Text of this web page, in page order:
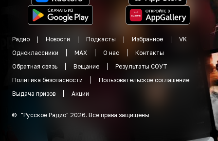
Радио Новости Подкасты Избранное
VK
Одноклассники
MAX О нас
Контакты
Обратная связь
Вещание
Результаты СОУТ
Политика безопасности
Пользовательское соглашение
Выдача призов
Акции
© "Русское Радио" 2026. Все права защищены